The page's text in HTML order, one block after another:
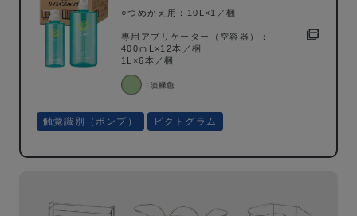
○つめかえ用：10L×1／梱
専用アプリケーター（空容器）：
400ｍL×12本／梱
1L×6本／梱
触覚識別（ポンプ） ピクトグラム